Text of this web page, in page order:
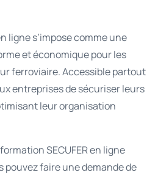
ligne s’impose comme une
et économique pour les
ferroviaire. Accessible partout
entreprises de sécuriser leurs
leur organisation
SECUFER en ligne
pouvez faire une demande de